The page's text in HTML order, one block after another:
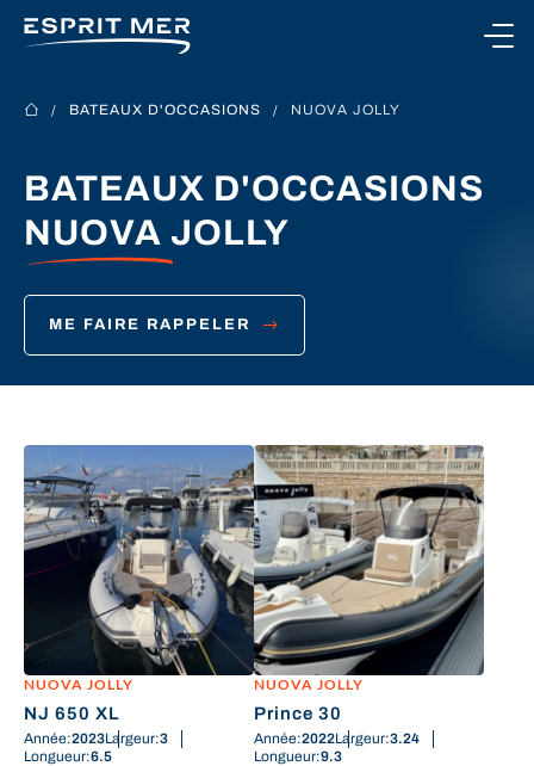
NOS BATEAUX
NOS SERVICES
Ouvrir le menu
BATEAUX D'OCCASIONS NUOVA JOLLY
BATEAUX D'OCCASIONS
NUOVA JOLLY
ME FAIRE RAPPELER
NUOVA JOLLY
NJ 650 XL
Année:2023Largeur:3
Longueur:6.5
NUOVA JOLLY
Prince 30
Année:2022Largeur:3.24
Longueur:9.3